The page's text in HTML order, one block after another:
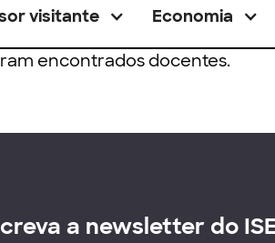
visitante Economia
encontrados docentes.
a newsletter do